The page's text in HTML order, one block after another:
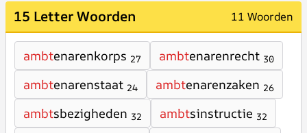
15 Letter Woorden 11 Woorden
ambtenarenkorps 27 ambtenarenrecht 30
ambtenarenstaat 24 ambtenarenzaken 26
ambtsbezigheden 32 ambtsinstructie 32